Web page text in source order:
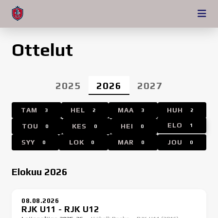
Ottelut
2025 2026 2027
TAM 3 HEL 2 MAA 3 HUH 2
TOU 0 KES 0 HEI 0 ELO 1
SYY 0 LOK 0 MAR 0 JOU 0
Elokuu 2026
08.08.2026
RJK U11 - RJK U12